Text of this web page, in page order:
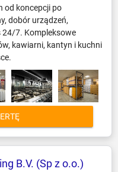
od koncepcji po
dobór urządzeń,
24/7. Kompleksowe
kawiarni, kantyn i kuchni
B.V. (Sp z o.o.)